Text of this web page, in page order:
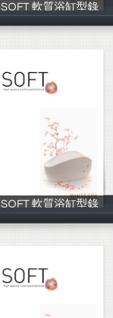
SOFT 軟質浴缸型錄
Channel D
SOFT 軟質浴缸型錄
Channel D